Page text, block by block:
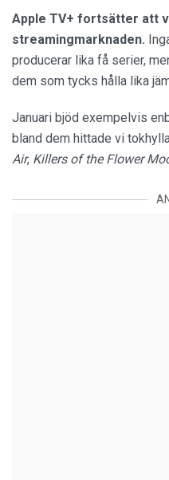
Apple TV+ fortsätter att
streamingmarknaden.
producerar lika få serier,
dem som tycks hålla lika
Januari bjöd exempelvis
bland dem hittade vi
Air, Killers of the Flower